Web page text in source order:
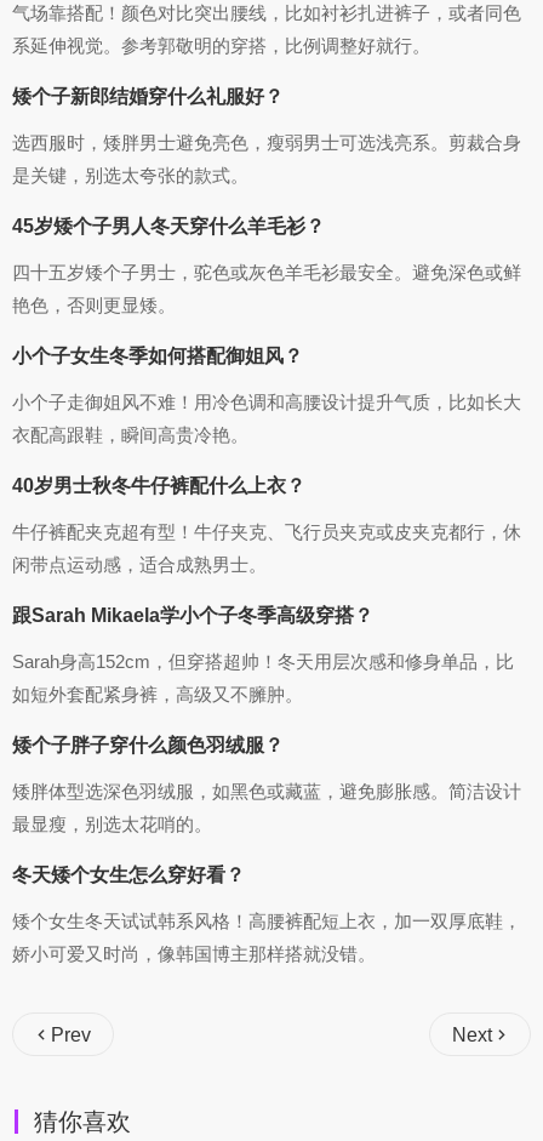
气场靠搭配！颜色对比突出腰线，比如衬衫扎进裤子，或者同色
系延伸视觉。参考郭敬明的穿搭，比例调整好就行。
矮个子新郎结婚穿什么礼服好？
选西服时，矮胖男士避免亮色，瘦弱男士可选浅亮系。剪裁合身
是关键，别选太夸张的款式。
45岁矮个子男人冬天穿什么羊毛衫？
四十五岁矮个子男士，驼色或灰色羊毛衫最安全。避免深色或鲜
艳色，否则更显矮。
小个子女生冬季如何搭配御姐风？
小个子走御姐风不难！用冷色调和高腰设计提升气质，比如长大
衣配高跟鞋，瞬间高贵冷艳。
40岁男士秋冬牛仔裤配什么上衣？
牛仔裤配夹克超有型！牛仔夹克、飞行员夹克或皮夹克都行，休
闲带点运动感，适合成熟男士。
跟Sarah Mikaela学小个子冬季高级穿搭？
Sarah身高152cm，但穿搭超帅！冬天用层次感和修身单品，比
如短外套配紧身裤，高级又不臃肿。
矮个子胖子穿什么颜色羽绒服？
矮胖体型选深色羽绒服，如黑色或藏蓝，避免膨胀感。简洁设计
最显瘦，别选太花哨的。
冬天矮个女生怎么穿好看？
矮个女生冬天试试韩系风格！高腰裤配短上衣，加一双厚底鞋，
娇小可爱又时尚，像韩国博主那样搭就没错。
Prev Next
猜你喜欢